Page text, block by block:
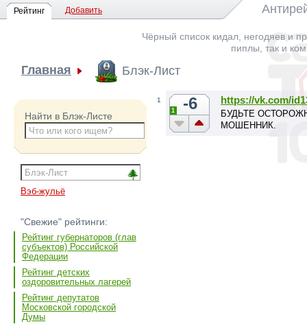
Рейтинг Добавить
Чёрный список кидал, негодяев и
пиплы, так и
Главная Блэк-Лист
Найти в Блэк-Листе
Вэб-жульё
"Свежие" рейтинги:
Рейтинг губернаторов (глав
субъектов) Российской
Федерации
Рейтинг детских
оздоровительных лагерей
Рейтинг депутатов
Московской городской
Думы
1 -6
1
https://vk.com/
БУДЬТЕ
МОШЕННИК.